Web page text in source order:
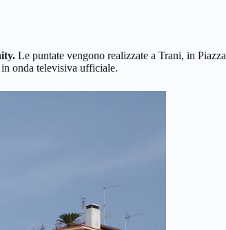
Le puntate vengono realizzate a Trani, in
onda televisiva ufficiale.